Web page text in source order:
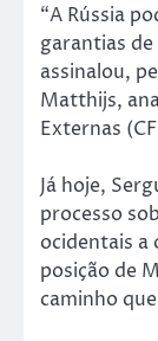
“A Rússia
garantias
assinalou,
Matthijs,
Externas
Já hoje,
processo
ocidentais a
posição de
caminho